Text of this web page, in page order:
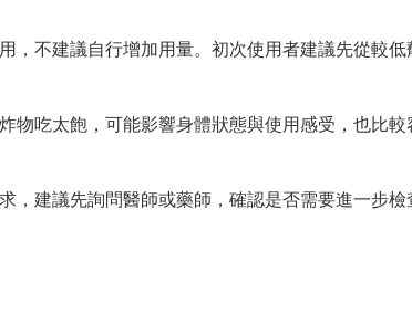
，不建議自行增加用量。初次使用者建議先從較
吃太飽，可能影響身體狀態與使用感受，也比較
建議先詢問醫師或藥師，確認是否需要進一步檢